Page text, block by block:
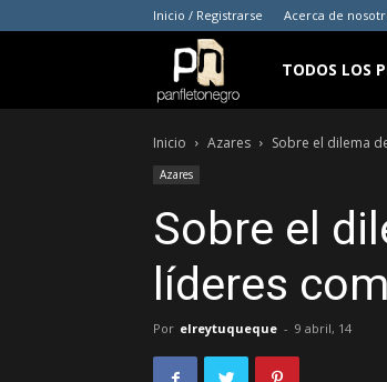
Inicio / Registrarse Acerca de
panfletonegro
TODOS LOS
Inicio Azares Sobre el dilema
Azares
Sobre el
líderes
Por elreytuqueque - 9 abril, 14